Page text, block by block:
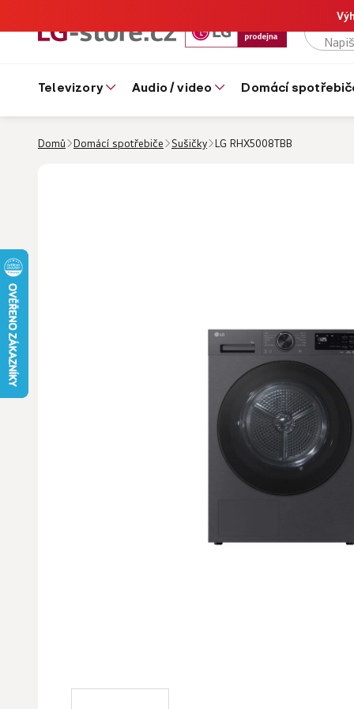
televizory audio / video domácí
Domů Domácí spotřebiče Sušičky LG RHX5008TBB